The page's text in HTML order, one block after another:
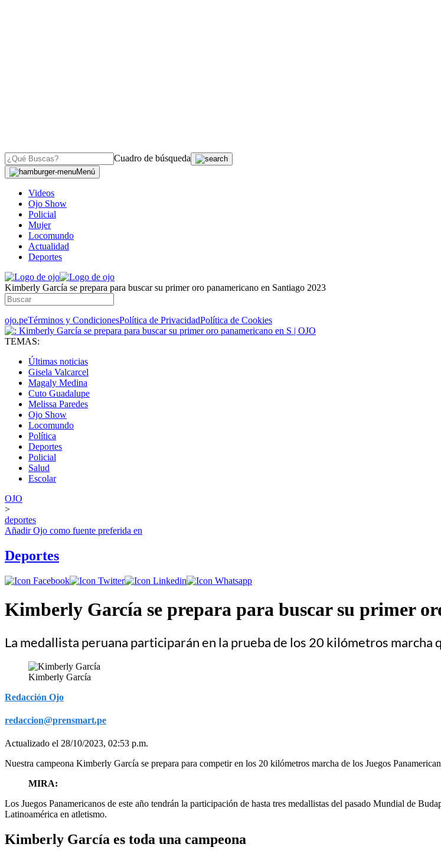
Cuadro de búsqueda
Menú
Videos
Ojo Show
Policial
Mujer
Locomundo
Actualidad
Deportes
Kimberly García se prepara para buscar su primer oro panamericano en Santiago 2023
ojo.peTérminos y CondicionesPolítica de PrivacidadPolítica de Cookies
TEMAS:
Últimas noticias
Gisela Valcarcel
Magaly Medina
Cuto Guadalupe
Melissa Paredes
Ojo Show
Locomundo
Política
Deportes
Policial
Salud
Escolar
OJO
>
deportes
AñadirOjo como fuente preferida en
Deportes
Kimberly García se prepara para buscar su primer
La medallista peruana participarán en la prueba de los 20 kilómetros marcha
Kimberly García
Redacción Ojo
redaccion@prensmart.pe
Actualizado el 28/10/2023, 02:53 p.m.
Nuestra campeona Kimberly García se prepara para competir en los 20 kilómetros marcha de los Juegos
MIRA:
Los Juegos Panamericanos de este año tendrán la participación de hasta tres medallistas del pasado Mundial de
Latinoamérica en atletismo.
Kimberly García es toda una campeona